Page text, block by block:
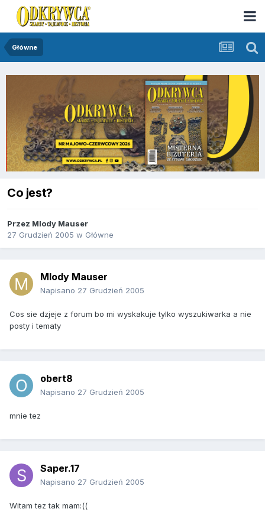
Główne
Co jest?
Przez Mlody Mauser
27 Grudzień 2005 w Główne
Mlody Mauser
Napisano 27 Grudzień 2005
Cos sie dzjeje z forum bo mi wyskakuje tylko wyszukiwarka a nie
posty i tematy
obert8
Napisano 27 Grudzień 2005
mnie tez
Saper.17
Napisano 27 Grudzień 2005
Witam tez tak mam:((